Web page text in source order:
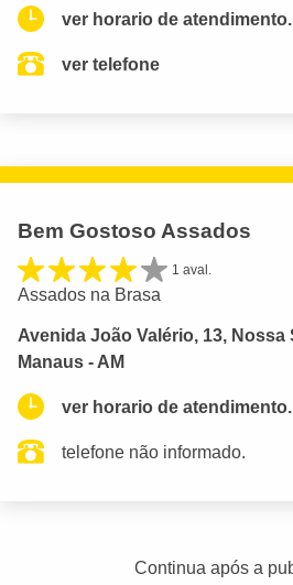
ver horario de atendimento.
ver telefone
Bem Gostoso Assados
1 aval.
Assados na Brasa
Avenida João Valério, 13, Nossa
Manaus - AM
ver horario de atendimento.
telefone não informado.
Continua após a